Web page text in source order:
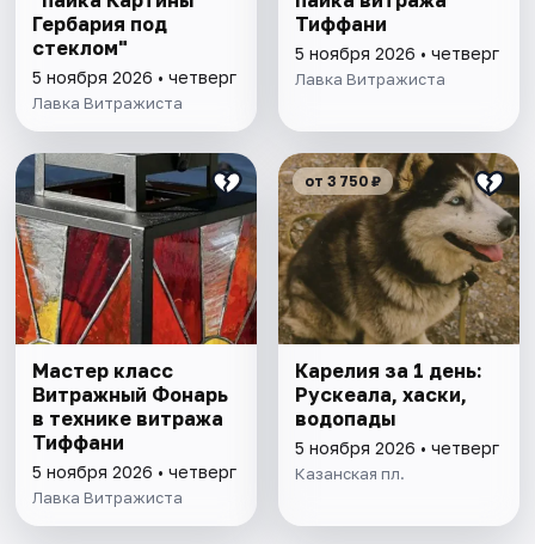
Гербария под
стеклом"
5 ноября 2026 • четверг
Лавка Витражиста
Тиффани
5 ноября 2026 • четверг
Лавка Витражиста
Мастер класс
Витражный Фонарь
в технике витража
Тиффани
5 ноября 2026 • четверг
Лавка Витражиста
от 3 750 ₽
Карелия за 1 день:
Рускеала, хаски,
водопады
5 ноября 2026 • четверг
Казанская пл.